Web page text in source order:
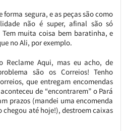
segura, e as peças são como
não é super, afinal são só
muita coisa bem baratinha, e
no Ali, por exemplo.
Reclame Aqui, mas eu acho, de
são os Correios! Tenho
que entregam encomendas
de “encontrarem” o Pará
prazos (mandei uma encomenda
chegou até hoje!), destroem caixas